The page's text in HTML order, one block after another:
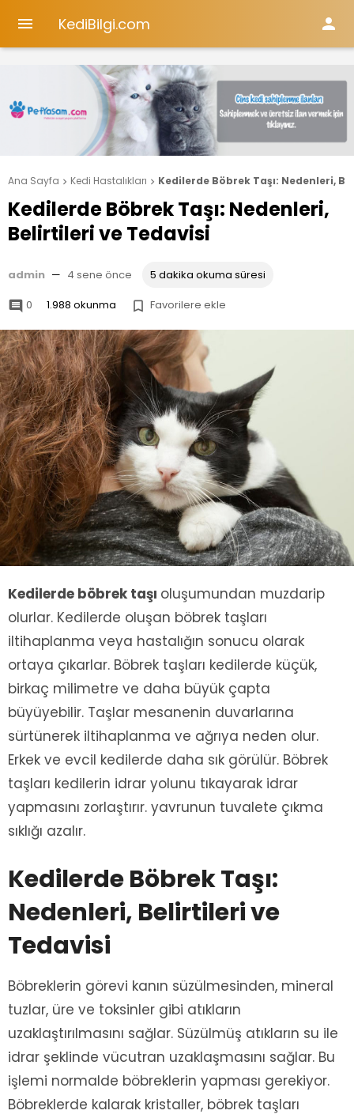
 KediBilgi.com 
Ana Sayfa  Kedi Hastalıkları  Kedilerde Böbrek Taşı: Nedenleri,
Kedilerde Böbrek Taşı: Nedenleri,
Belirtileri ve Tedavisi
admin — 4 sene önce 5 dakika okuma süresi
 0 1.988 okunma  Favorilere ekle
Kedilerde böbrek taşı oluşumundan muzdarip
olurlar. Kedilerde oluşan böbrek taşları
iltihaplanma veya hastalığın sonucu olarak
ortaya çıkarlar. Böbrek taşları kedilerde küçük,
birkaç milimetre ve daha büyük çapta
büyüyebilir. Taşlar mesanenin duvarlarına
sürtünerek iltihaplanma ve ağrıya neden olur.
Erkek ve evcil kedilerde daha sık görülür. Böbrek
taşları kedilerin idrar yolunu tıkayarak idrar
yapmasını zorlaştırır. yavrunun tuvalete çıkma
sıklığı azalır.
Kedilerde Böbrek Taşı:
Nedenleri, Belirtileri ve
Tedavisi
Böbreklerin görevi kanın süzülmesinden, mineral
tuzlar, üre ve toksinler gibi atıkların
uzaklaştırılmasını sağlar. Süzülmüş atıkların su ile
idrar şeklinde vücutran uzaklaşmasını sağlar. Bu
işlemi normalde böbreklerin yapması gerekiyor.
Böbreklerde kalarak kristaller, böbrek taşları